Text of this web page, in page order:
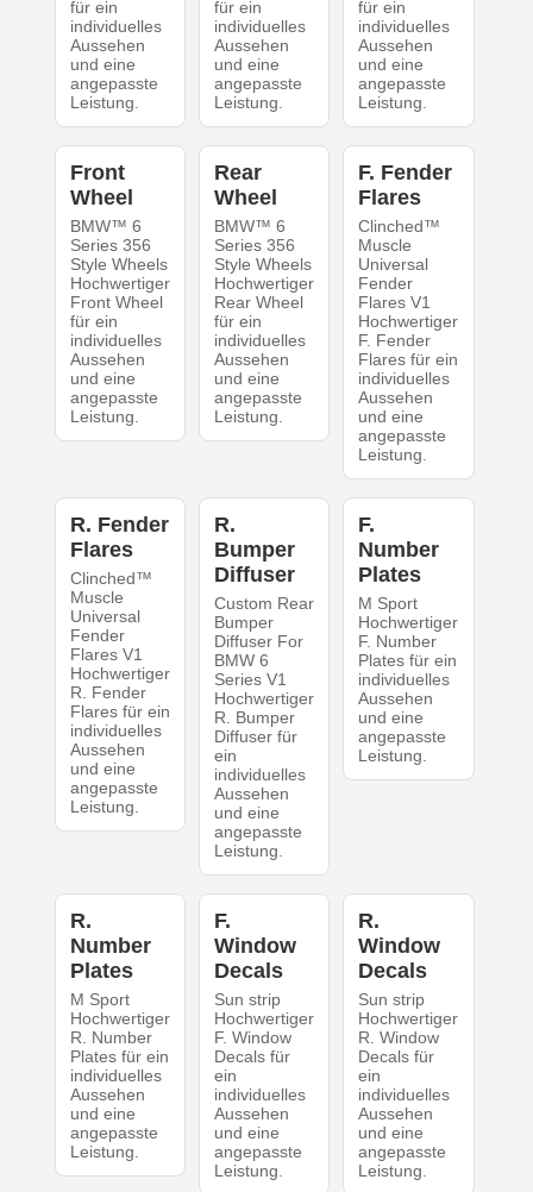
für ein
individuelles
Aussehen
und eine
angepasste
Leistung.
für ein
individuelles
Aussehen
und eine
angepasste
Leistung.
für ein
individuelles
Aussehen
und eine
angepasste
Leistung.
Front
Wheel
BMW™ 6
Series 356
Style Wheels
Hochwertiger
Front Wheel
für ein
individuelles
Aussehen
und eine
angepasste
Leistung.
Rear
Wheel
BMW™ 6
Series 356
Style Wheels
Hochwertiger
Rear Wheel
für ein
individuelles
Aussehen
und eine
angepasste
Leistung.
F. Fender
Flares
Clinched™
Muscle
Universal
Fender
Flares V1
Hochwertiger
F. Fender
Flares für ein
individuelles
Aussehen
und eine
angepasste
Leistung.
R. Fender
Flares
Clinched™
Muscle
Universal
Fender
Flares V1
Hochwertiger
R. Fender
Flares für ein
individuelles
Aussehen
und eine
angepasste
Leistung.
R.
Bumper
Diffuser
Custom Rear
Bumper
Diffuser For
BMW 6
Series V1
Hochwertiger
R. Bumper
Diffuser für
ein
individuelles
Aussehen
und eine
angepasste
Leistung.
F.
Number
Plates
M Sport
Hochwertiger
F. Number
Plates für ein
individuelles
Aussehen
und eine
angepasste
Leistung.
R.
Number
Plates
M Sport
Hochwertiger
R. Number
Plates für ein
individuelles
Aussehen
und eine
angepasste
Leistung.
F.
Window
Decals
Sun strip
Hochwertiger
F. Window
Decals für
ein
individuelles
Aussehen
und eine
angepasste
Leistung.
R.
Window
Decals
Sun strip
Hochwertiger
R. Window
Decals für
ein
individuelles
Aussehen
und eine
angepasste
Leistung.